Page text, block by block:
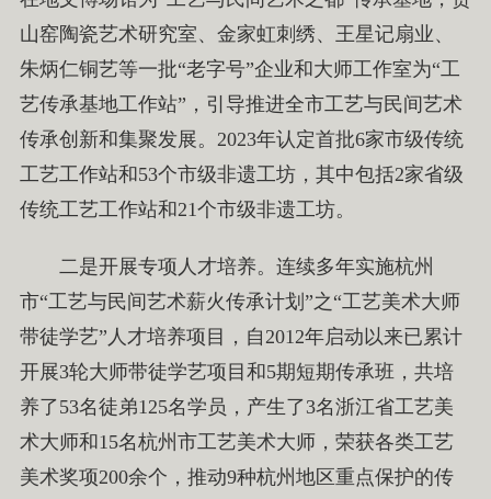
山窑陶瓷艺术研究室、金家虹刺绣、王星记扇业、
朱炳仁铜艺等一批“老字号”企业和大师工作室为“工
艺传承基地工作站”，引导推进全市工艺与民间艺术
传承创新和集聚发展。2023年认定首批6家市级传统
工艺工作站和53个市级非遗工坊，其中包括2家省级
传统工艺工作站和21个市级非遗工坊。
二是开展专项人才培养。连续多年实施杭州
市“工艺与民间艺术薪火传承计划”之“工艺美术大师
带徒学艺”人才培养项目，自2012年启动以来已累计
开展3轮大师带徒学艺项目和5期短期传承班，共培
养了53名徒弟125名学员，产生了3名浙江省工艺美
术大师和15名杭州市工艺美术大师，荣获各类工艺
美术奖项200余个，推动9种杭州地区重点保护的传